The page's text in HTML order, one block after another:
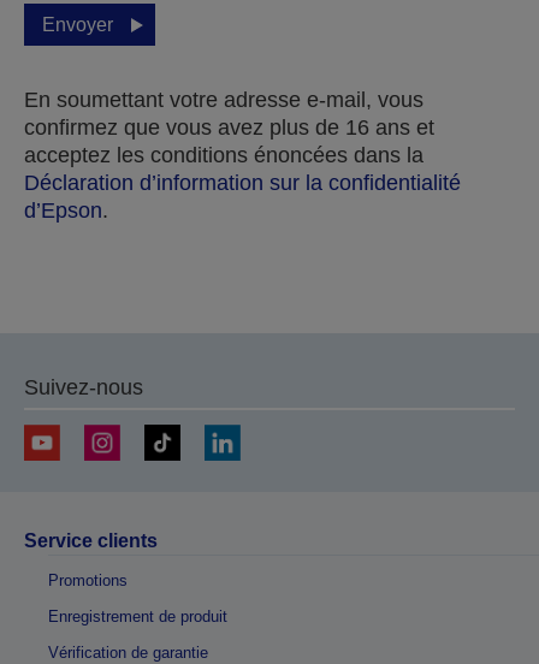
Envoyer
En soumettant votre adresse e-mail, vous
confirmez que vous avez plus de 16 ans et
acceptez les conditions énoncées dans la
Déclaration d’information sur la confidentialité
d’Epson.
Nous vous contacterons dans les prochains jours
Suivez-nous
Service clients
Promotions
Enregistrement de produit
Vérification de garantie